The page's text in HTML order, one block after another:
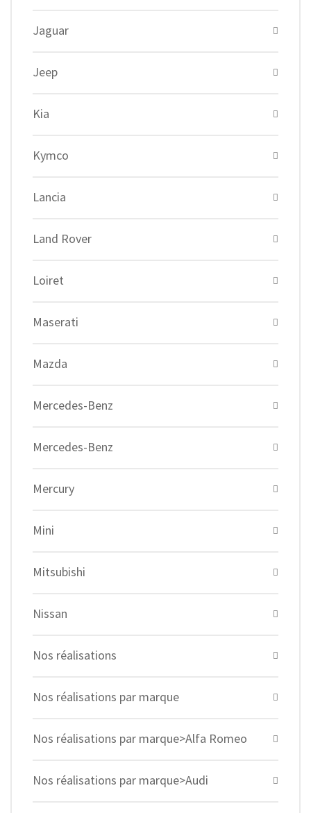
Jaguar
Jeep
Kia
Kymco
Lancia
Land Rover
Loiret
Maserati
Mazda
Mercedes-Benz
Mercedes-Benz
Mercury
Mini
Mitsubishi
Nissan
Nos réalisations
Nos réalisations par marque
Nos réalisations par marque>Alfa Romeo
Nos réalisations par marque>Audi